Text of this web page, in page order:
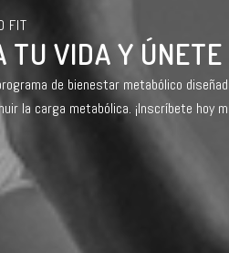
FIT
TU VIDA Y
de bienestar metabólico
la carga metabólica. ¡Inscríbete hoy